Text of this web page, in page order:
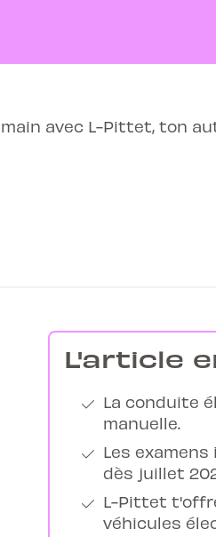
avec L-Pittet, ton
L'article
La conduite
manuelle.
Les
dès juillet
L-Pittet
véhicules